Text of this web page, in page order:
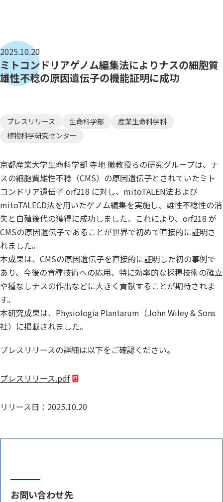
2025.10.20
ミトコンドリアゲノム編集法によりナスの細胞質
雄性不稔の原因遺伝子の機能証明に成功
プレスリリース 生命科学部
産業生命科学科
植物科学研究センター
京都産業大学生命科学部 寺地 徹教授らの研究グループは、ナ
スの細胞質雄性不稔（CMS）の原因遺伝子とされていたミト
コンドリア遺伝子 orf218 に対し、mitoTALEN法および
mitoTALECD法を用いたゲノム編集を実施し、雄性不稔性の消
失と自殖後代の獲得に成功しました。これにより、orf218 が
CMSの原因遺伝子であることが世界で初めて直接的に証明さ
れました。
本成果は、CMSの原因遺伝子を直接的に証明した初の事例で
あり、今後の育種技術への応用、特に効率的な採種技術の確立
や種なしナスの作出などに大きく貢献することが期待されま
す。
本研究成果は、Physiologia Plantarum（John Wiley & Sons
社）に掲載されました。
プレスリリースの詳細は以下をご確認ください。
プレスリリース.pdf
リリース日：2025.10.20
お問い合わせ先